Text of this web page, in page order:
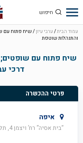
עמוד הבית/ ערבי עיון/ שיח פתוח עם
והתנהלות שוטפת
שיח פתוח עם
דרכי
פרטי ההכשרה
איפה
“בית אסיה” רח’ ויצמן 4, תל-אביב